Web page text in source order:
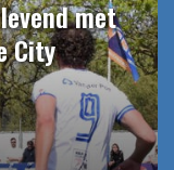
met
City